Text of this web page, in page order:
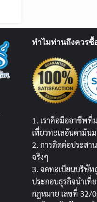
ทำไมท่านถึงควรซื้
1. เราคือมืออาชีพที่
เที่ยวทะเลอันดามัน
2. การติดต่อประสา
จริงๆ
3. จดทะเบียนบริษั
ประกอบธุรกิจนำเที่
กฎหมาย เลขที่ 32/